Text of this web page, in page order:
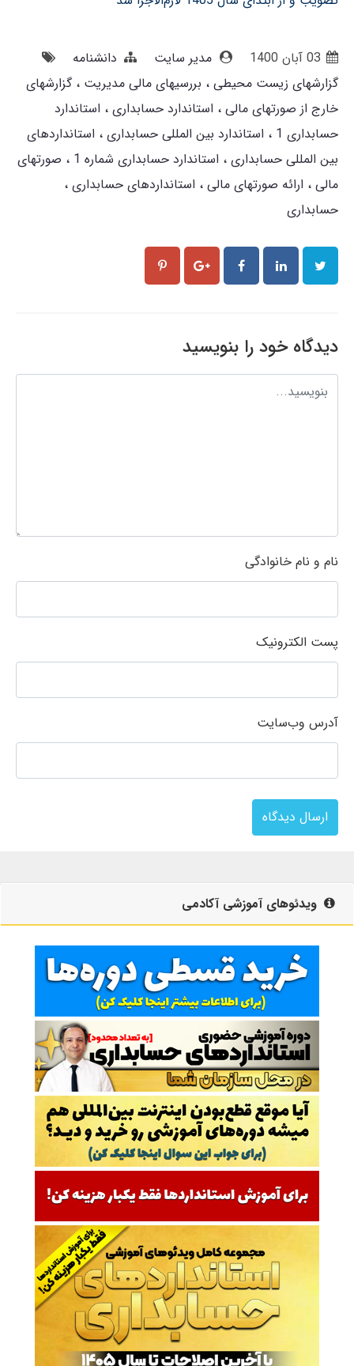
03 آبان 1400 مدیر سایت
دانشنامه
گزارشهای زیست محیطی بررسیهای مالی مدیریت گزارشهای
خارج از صورتهای مالی استاندارد حسابداری استاندارد
حسابداری 1
استاندارد بین المللی حسابداری استانداردهای
بین المللی حسابداری استاندارد حسابداری شماره 1
صورتهای
مالی ارائه صورتهای مالی استانداردهای حسابداری
حسابداری
دیدگاه خود را بنویسید
نام و نام خانوادگی
پست الکترونیک
آدرس وب‌سایت
ارسال دیدگاه
ویدئوهای آموزشی آکادمی